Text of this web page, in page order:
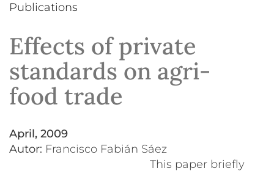
Publications
Effects of private
standards on agri-
food trade
April, 2009
Autor: Francisco Fabián Sáez
This paper briefly